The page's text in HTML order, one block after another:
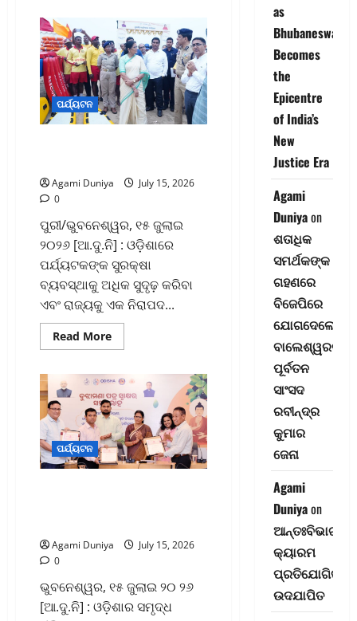
ଓ
ଶ୍ରଦ୍ଧାଳୁଙ୍କୁ
ପ୍ରଶାସନ
ଓ
ପୋଲିସର
ମାର୍ଗଦର୍ଶିକାପାଳନ
କରିବାକୁ
ମୁଖ୍ୟମନ୍ତ୍ରୀଙ୍କ
ନିବେଦନ
ପର୍ଯ୍ୟଟନ
Agami Duniya
July 15, 2026
0
ପୁରୀ/ଭୁବନେଶ୍ୱର, ୧୫ ଜୁଲାଇ
୨୦୨୬ [ଆ.ଦୁ.ନି] : ଓଡ଼ିଶାରେ
ପର୍ଯ୍ୟଟକଙ୍କ ସୁରକ୍ଷା
ବ୍ୟବସ୍ଥାକୁ ଅଧିକ ସୁଦୃଢ଼ କରିବା
ଏବଂ ରାଜ୍ୟକୁ ଏକ ନିରାପଦ...
Read MoreRead
more
ହେଲା
‘ସୁରକ୍ଷିତ
ପର୍ଯ୍ୟଟକ
ଅଭିଯାନ’
ପର୍ଯ୍ୟଟନ
Agami Duniya
July 15, 2026
0
ଭୁବନେଶ୍ୱର, ୧୫ ଜୁଲାଇ ୨୦ ୨୬
[ଆ.ଦୁ.ନି] : ଓଡ଼ିଶାର ସମୃଦ୍ଧ
as
Bhubaneswar
Becomes
the
Epicentre
of India’s
New
Justice Era
Agami
Duniyaon
ଶତାଧିକ
ସମର୍ଥକଙ୍କ
ଗହଣରେ
ବିଜେପିରେ
ଯୋଗଦେଲେ
ବାଲେଶ୍ୱରର
ପୂର୍ବତନ
ସାଂସଦ
ରବୀନ୍ଦ୍ର
କୁମାର
ଜେନା
Agami
Duniyaon
ଆନ୍ତଃବିଭାଗୀୟ
କ୍ୟାରମ
ପ୍ରତିଯୋଗିତା-
ଉଦଯାପିତ